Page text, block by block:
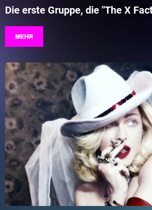
Die erste Gruppe, die "The X
MEHR